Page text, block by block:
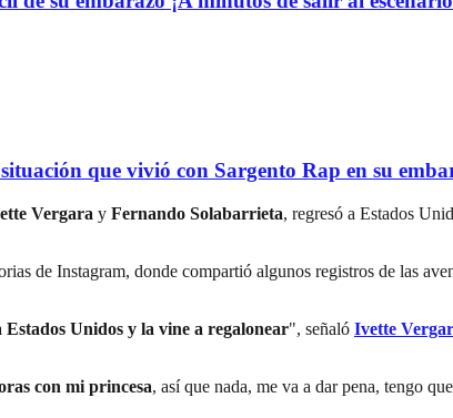
que vivió con Sargento Rap en su
Vergara y Fernando Solabarrieta, regresó a Estados
de Instagram, donde compartió algunos registros de las
Unidos y la vine a regalonear", señaló Ivette
con mi princesa, así que nada, me va a dar pena, tengo